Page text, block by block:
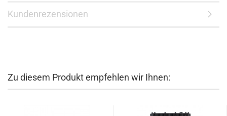
Kundenrezensionen
Zu diesem Produkt empfehlen wir Ihnen: